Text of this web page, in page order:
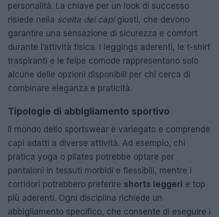
personalità. La chiave per un look di successo
risiede nella scelta dei capigiusti, che devono
garantire una sensazione di sicurezza e comfort
durante l’attività fisica. I leggings aderenti, le t-shirt
traspiranti e le felpe comode rappresentano solo
alcune delle opzioni disponibili per chi cerca di
combinare eleganza e praticità.
Tipologie di abbigliamento sportivo
Il mondo dello sportswear è variegato e comprende
capi adatti a diverse attività. Ad esempio, chi
pratica yoga o pilates potrebbe optare per
pantaloni in tessuti morbidi e flessibili, mentre i
corridori potrebbero preferire shorts leggeri e top
più aderenti. Ogni disciplina richiede un
abbigliamento specifico, che consente di eseguire i